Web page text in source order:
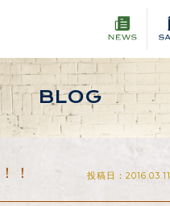
BLOG
！ 投稿日：2016.03.11